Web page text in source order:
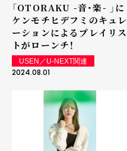
「OTORAKU -音・楽- 」に
ケンモチヒデフミのキュレ
ーションによるプレイリス
トがローンチ！
USEN／U-NEXT関連
2024.08.01